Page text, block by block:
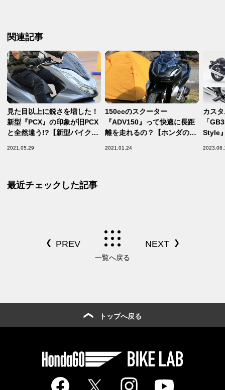
関連記事
見た目以上に鋭さを増した！
新型『PCX』の印象が旧PCX
と全然違う!?【新型バイク直
2021.05.29
150ccのスクーター
『ADV150』って快適に長距
離を走れるの？【ホンダのバ
2021.01.24
カス
「
Style
最近チェックした記事
一覧へ戻る
トップへ戻る